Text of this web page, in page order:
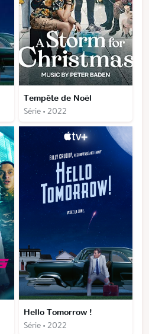
Tempête de Noël
Série • 2022
Hello Tomorrow !
Série • 2022